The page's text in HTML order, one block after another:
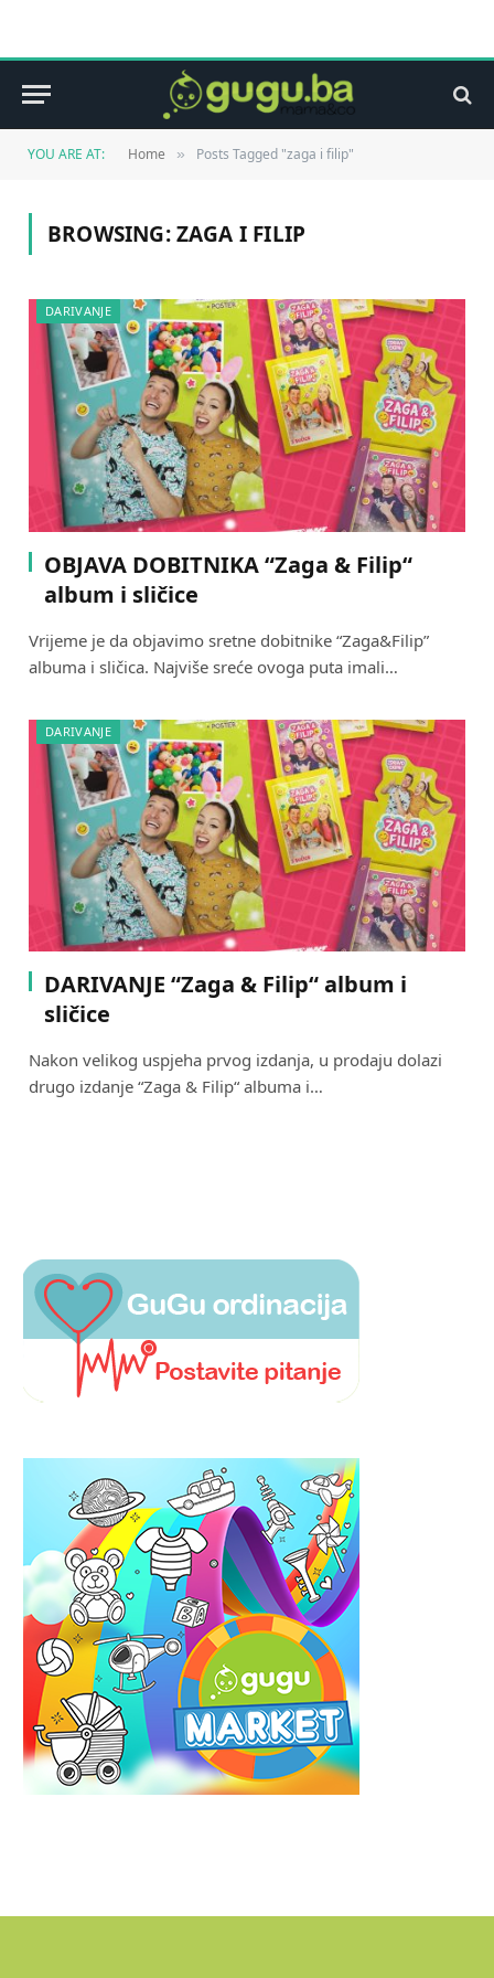
YOU ARE AT: Home » Posts Tagged "zaga i filip"
BROWSING:ZAGA I FILIP
DARIVANJE
OBJAVA DOBITNIKA “Zaga & Filip“
album i sličice
Vrijeme je da objavimo sretne dobitnike “Zaga&Filip”
albuma i sličica. Najviše sreće ovoga puta imali…
DARIVANJE
DARIVANJE “Zaga & Filip“ album i
sličice
Nakon velikog uspjeha prvog izdanja, u prodaju dolazi
drugo izdanje “Zaga & Filip“ albuma i…